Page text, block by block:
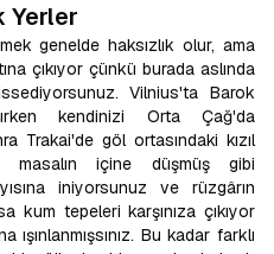
Yerler
genelde haksızlık olur, ama
çıkıyor çünkü burada aslında
Vilnius'ta Barok
kendinizi Orta Çağ'da
Trakai'de göl ortasındaki kızıl
içine düşmüş gibi
iniyorsunuz ve rüzgârın
kum tepeleri karşınıza çıkıyor
Bu kadar farklı